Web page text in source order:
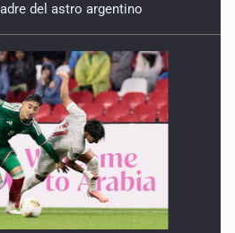
del astro argentino